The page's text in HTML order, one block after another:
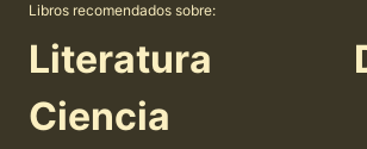
Libros recomendados sobre:
Literatura
Ciencia